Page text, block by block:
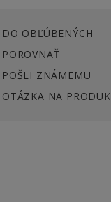
DO OBĽÚBENÝCH
POROVNAŤ
POŠLI ZNÁMEMU
OTÁZKA NA